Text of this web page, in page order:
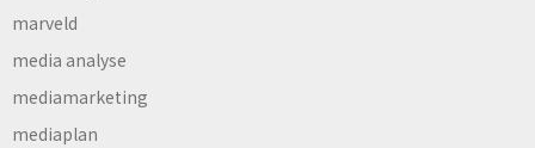
marveld
media analyse
mediamarketing
mediaplan